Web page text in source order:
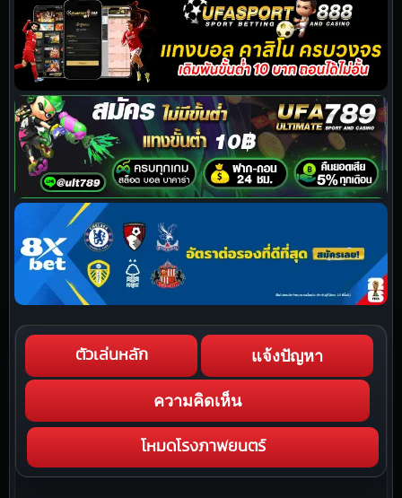
ตัวเล่นหลัก แจ้งปัญหา
ความคิดเห็น
โหมดโรงภาพยนตร์